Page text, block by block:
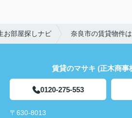
お部屋探しナビ 奈良市の賃貸物件
賃貸のマサキ (正木商事
0120-275-553
〒630-8013